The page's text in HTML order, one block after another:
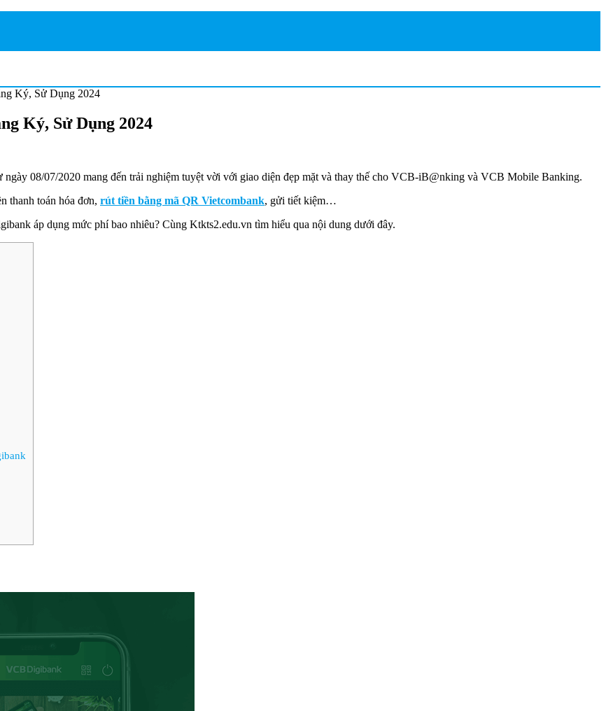
Ký, Sử Dụng 2024
Ký, Sử Dụng 2024
08/07/2020 mang đến trải nghiệm tuyệt vời với giao diện đẹp mặt và thay thế cho VCB-iB@nking và VCB Mobile Banking.
thanh toán hóa đơn, rút tiền bằng mã QR Vietcombank, gửi tiết kiệm…
áp dụng mức phí bao nhiêu? Cùng Ktkts2.edu.vn tìm hiểu qua nội dung dưới đây.